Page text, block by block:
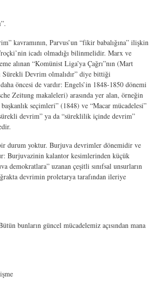
kavramının, Parvus’un “fikir babalığına” ilişkin
icadı olmadığı bilinmelidir. Marx ve
alınan “Komünist Liga’ya Çağrı”nın (Mart
Sürekli Devrim olmalıdır” diye bittiği
öncesi de vardır: Engels’in 1848-1850 dönemi
Zeitung makaleleri) arasında yer alan, örneğin
başkanlık seçimleri” (1848) ve “Macar mücadelesi”
devrim” ya da “süreklilik içinde devrim”
durum yoktur. Burjuva devrimler dönemidir ve
Burjuvazinin kalantor kesimlerinden küçük
demokratlara” uzanan çeşitli sınıfsal unsurların
devrimin proletarya tarafından ileriye
bunların güncel mücadelemiz açısından mana